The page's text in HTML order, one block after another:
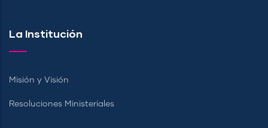
La Institución
Misión y Visión
Resoluciones Ministeriales